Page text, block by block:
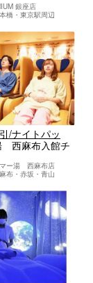
銀座店
橋・東京駅周辺
/ナイトパッ
西麻布入館チ
まで滞在可能
ー湯 西麻布店
布・赤坂・青山